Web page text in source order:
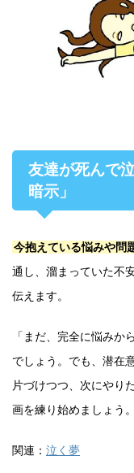
友達が死んで
暗示」
今抱えている悩みや問
通し、溜まっていた不
伝えます。
「まだ、完全に悩みか
でしょう。でも、潜在
片づけつつ、次にやり
画を練り始めましょう。
関連： 泣く夢